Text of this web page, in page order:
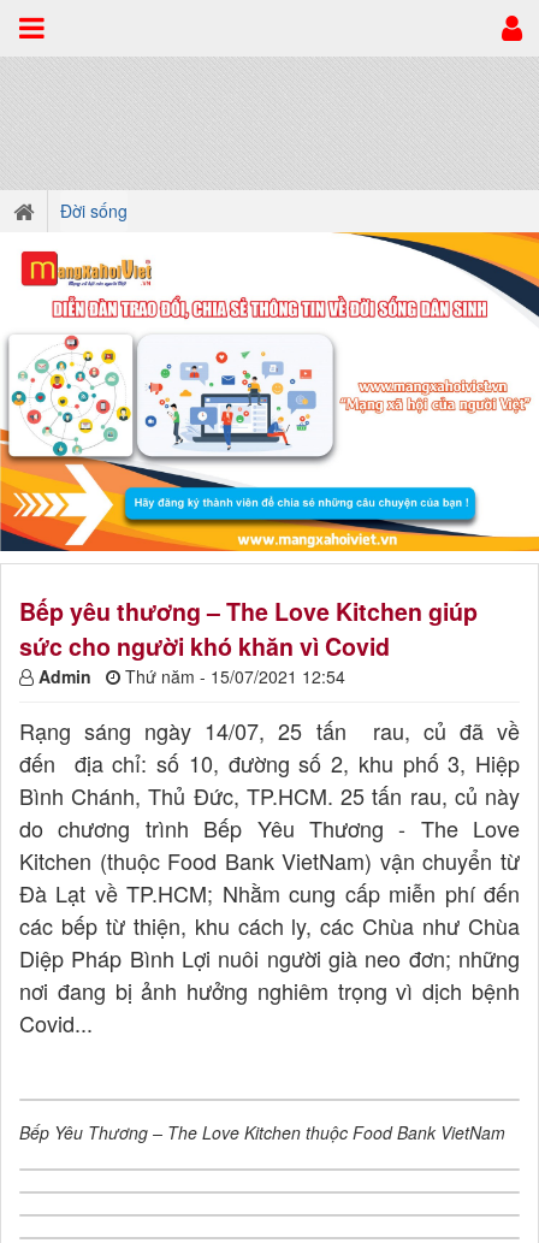
Đời sống
Bếp yêu thương – The Love Kitchen giúp
sức cho người khó khăn vì Covid
Admin Thứ năm - 15/07/2021 12:54
Rạng sáng ngày 14/07, 25 tấn rau, củ đã về
đến địa chỉ: số 10, đường số 2, khu phố 3, Hiệp
Bình Chánh, Thủ Đức, TP.HCM. 25 tấn rau, củ này
do chương trình Bếp Yêu Thương - The Love
Kitchen (thuộc Food Bank VietNam) vận chuyển từ
Đà Lạt về TP.HCM; Nhằm cung cấp miễn phí đến
các bếp từ thiện, khu cách ly, các Chùa như Chùa
Diệp Pháp Bình Lợi nuôi người già neo đơn; những
nơi đang bị ảnh hưởng nghiêm trọng vì dịch bệnh
Covid...
Bếp Yêu Thương – The Love Kitchen thuộc Food Bank VietNam